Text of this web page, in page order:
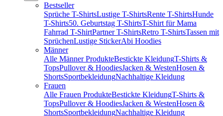
Bestseller
Sprüche T-ShirtsLustige T-ShirtsRente T-ShirtsHunde
T-Shirts50. Geburtstag T-ShirtsT-Shirt für Mama
Fahrrad T-ShirtPartner T-ShirtsRetro T-ShirtsTassen mit
SprüchenLustige StickerAbi Hoodies
Männer
Alle Männer ProdukteBestickte KleidungT-Shirts &
TopsPullover & HoodiesJacken & WestenHosen &
ShortsSportbekleidungNachhaltige Kleidung
Frauen
Alle Frauen ProdukteBestickte KleidungT-Shirts &
TopsPullover & HoodiesJacken & WestenHosen &
ShortsSportbekleidungNachhaltige Kleidung